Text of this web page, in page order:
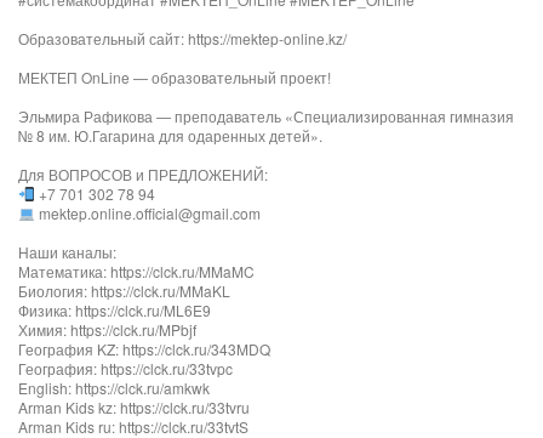
Образовательный сайт: https://mektep-online.kz/
МЕКТЕП OnLine — образовательный проект!
Эльмира Рафикова — преподаватель «Специализированная гимназия
№ 8 им. Ю.Гагарина для одаренных детей».
Для ВОПРОСОВ и ПРЕДЛОЖЕНИЙ:
+7 701 302 78 94
mektep.online.official@gmail.com
Наши каналы:
Математика: https://clck.ru/MMaMC
Биология: https://clck.ru/MMaKL
Физика: https://clck.ru/ML6E9
Химия: https://clck.ru/MPbjf
География KZ: https://clck.ru/343MDQ
География: https://clck.ru/33tvpc
English: https://clck.ru/amkwk
Arman Kids kz: https://clck.ru/33tvru
Arman Kids ru: https://clck.ru/33tvtS